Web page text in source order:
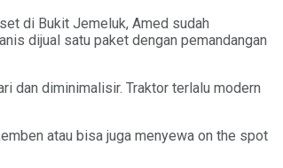
di Bukit Jemeluk, Amed sudah
dijual satu paket dengan pemandangan
dan diminimalisir. Traktor terlalu modern
atau bisa juga menyewa on the spot